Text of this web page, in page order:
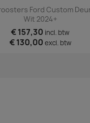
Snel bekijken
Ford Custom
Wit 2024+
€ 157,30 incl. btw
€ 130,00 excl. btw